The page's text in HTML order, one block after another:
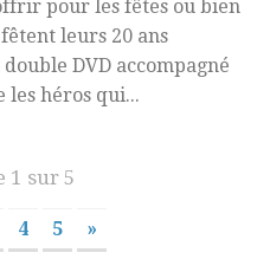
pour les fêtes ou bien
leurs 20 ans
DVD accompagné
les héros qui...
1 sur 5
4 5 »